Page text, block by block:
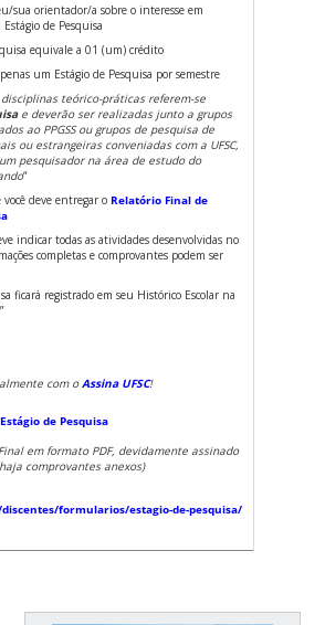
sua orientador/a sobre o interesse em
de Pesquisa
equivale a 01 (um) crédito
um Estágio de Pesquisa por semestre
disciplinas teórico-práticas referem-se
e deverão ser realizadas junto a grupos
ao PPGSS ou grupos de pesquisa de
ou estrangeiras conveniadas com a UFSC,
pesquisador na área de estudo do
“
você deve entregar oRelatório Final de
indicar todas as atividades desenvolvidas no
completas e comprovantes podem ser
ficará registrado em seu Histórico Escolar na
com oAssina UFSC!
de Pesquisa
em formato PDF, devidamente assinado
comprovantes anexos)
formularios/estagio-de-pesquisa/